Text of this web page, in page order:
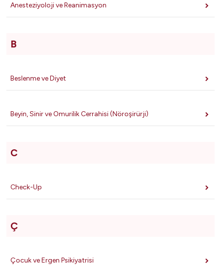
Anesteziyoloji ve Reanimasyon
B
Beslenme ve Diyet
Beyin, Sinir ve Omurilik Cerrahisi (Nöroşirürji)
C
Check-Up
Ç
Çocuk ve Ergen Psikiyatrisi